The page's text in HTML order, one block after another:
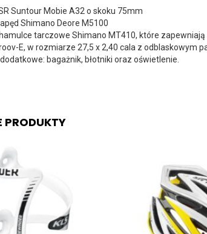
Suntour Mobie A32 o skoku 75mm
Shimano Deore M5100
tarczowe Shimano MT410, które
E, w rozmiarze 27,5 x 2,40 cala z odblaskowym
bagażnik, błotniki oraz oświetlenie.
PRODUKTY